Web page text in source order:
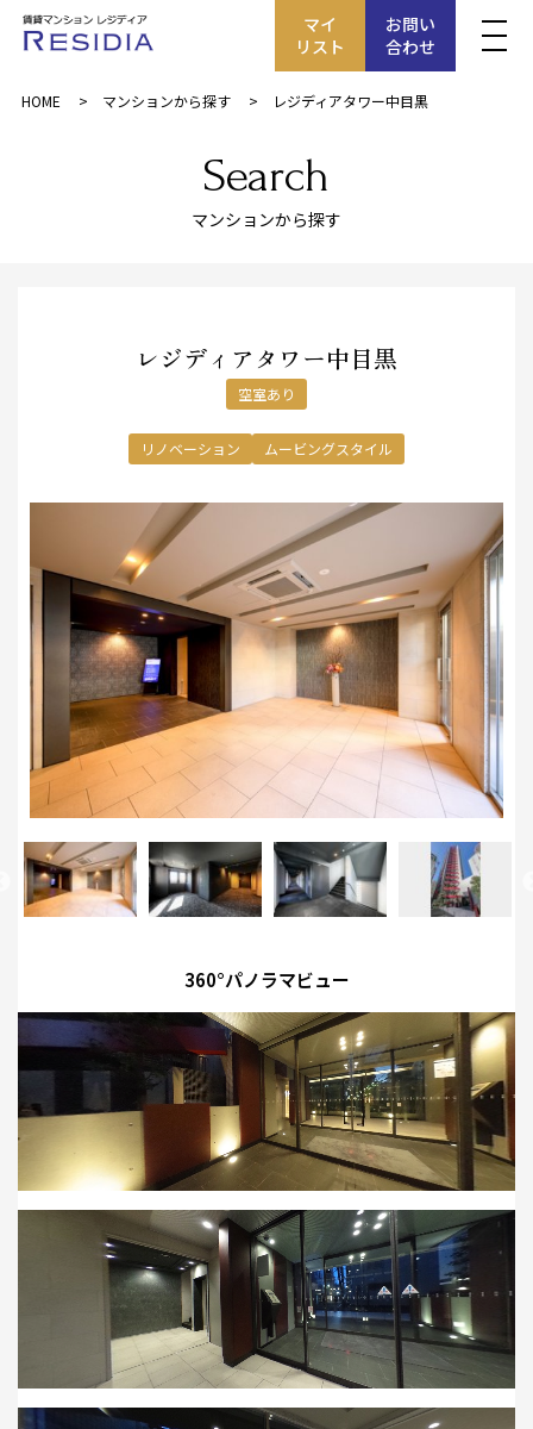
マイ
リスト
お問い
合わせ
HOME マンションから探す レジディアタワー中目黒
Search
マンションから探す
レジディアタワー中目黒
空室あり
リノベーション ムービングスタイル
360°パノラマビュー